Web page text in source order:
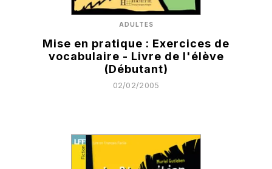
ADULTES
Mise en pratique : Exercices de
vocabulaire - Livre de l'élève
(Débutant)
02/02/2005